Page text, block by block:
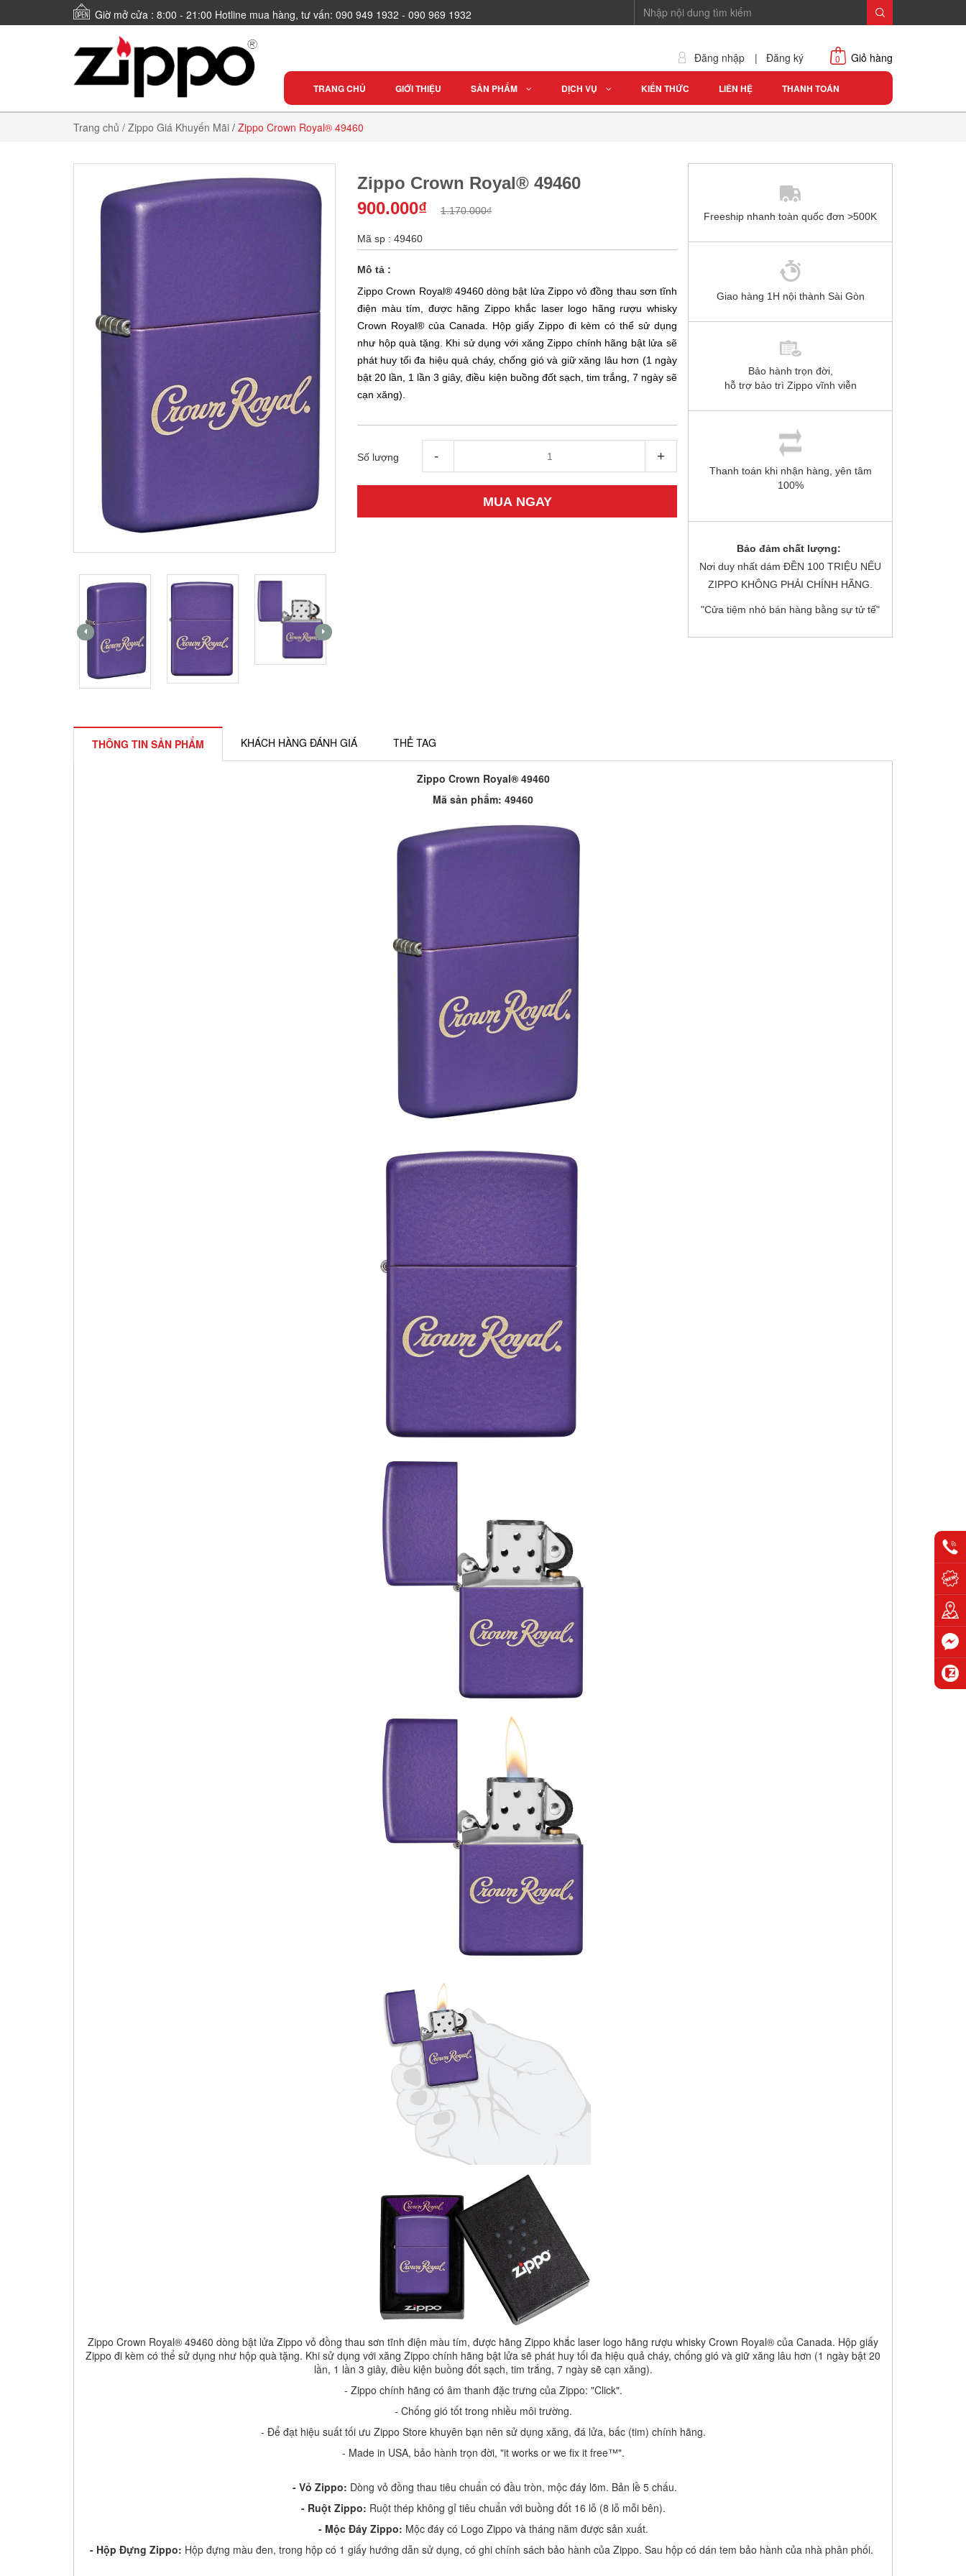
Giờ mở cửa : 8:00 - 21:00 Hotline mua hàng, tư vấn: 090 949 1932 - 090 969 1932
Đăng nhập | Đăng ký Giỏ hàng
0
TRANG CHỦ GIỚI THIỆU SẢN PHẨM DỊCH VỤ KIẾN THỨC LIÊN HỆ THANH TOÁN
Trang chủ / Zippo Giá Khuyến Mãi / Zippo Crown Royal® 49460
Zippo Crown Royal® 49460
900.000₫
1.170.000₫
Mã sp : 49460
Mô tả :
Zippo Crown Royal® 49460 dòng bật lửa Zippo vỏ đồng thau sơn tĩnh
điện màu tím, được hãng Zippo khắc laser logo hãng rượu whisky
Crown Royal® của Canada. Hộp giấy Zippo đi kèm có thể sử dụng
như hộp quà tặng. Khi sử dụng với xăng Zippo chính hãng bật lửa sẽ
phát huy tối đa hiệu quả cháy, chống gió và giữ xăng lâu hơn (1 ngày
bật 20 lần, 1 lần 3 giây, điều kiện buồng đốt sạch, tim trắng, 7 ngày sẽ
cạn xăng).
Số lượng - +
MUA NGAY
Freeship nhanh toàn quốc đơn >500K
Giao hàng 1H nội thành Sài Gòn
Bảo hành trọn đời,
hỗ trợ bảo trì Zippo vĩnh viễn
Thanh toán khi nhận hàng, yên tâm
100%
Bảo đảm chất lượng:
Nơi duy nhất dám ĐỀN 100 TRIỆU NẾU
ZIPPO KHÔNG PHẢI CHÍNH HÃNG.
"Cửa tiệm nhỏ bán hàng bằng sự tử tế"
THÔNG TIN SẢN PHẨM KHÁCH HÀNG ĐÁNH GIÁ THẺ TAG
Zippo Crown Royal® 49460
Mã sản phẩm: 49460
Zippo Crown Royal® 49460 dòng bật lửa Zippo vỏ đồng thau sơn tĩnh điện màu tím, được hãng Zippo khắc laser logo hãng rượu whisky Crown Royal® của Canada. Hộp giấy
Zippo đi kèm có thể sử dụng như hộp quà tặng. Khi sử dụng với xăng Zippo chính hãng bật lửa sẽ phát huy tối đa hiệu quả cháy, chống gió và giữ xăng lâu hơn (1 ngày bật 20
lần, 1 lần 3 giây, điều kiện buồng đốt sạch, tim trắng, 7 ngày sẽ cạn xăng).
- Zippo chính hãng có âm thanh đặc trưng của Zippo: "Click".
- Chống gió tốt trong nhiều môi trường.
- Để đạt hiệu suất tối ưu Zippo Store khuyên bạn nên sử dụng xăng, đá lửa, bấc (tim) chính hãng.
- Made in USA, bảo hành trọn đời, "it works or we fix it free™".
- Vỏ Zippo: Dòng vỏ đồng thau tiêu chuẩn có đầu tròn, mộc đáy lõm. Bản lề 5 chấu.
- Ruột Zippo: Ruột thép không gỉ tiêu chuẩn với buồng đốt 16 lỗ (8 lỗ mỗi bên).
- Mộc Đáy Zippo: Mộc đáy có Logo Zippo và tháng năm được sản xuất.
- Hộp Đựng Zippo: Hộp đựng màu đen, trong hộp có 1 giấy hướng dẫn sử dụng, có ghi chính sách bảo hành của Zippo. Sau hộp có dán tem bảo hành của nhà phân phối.